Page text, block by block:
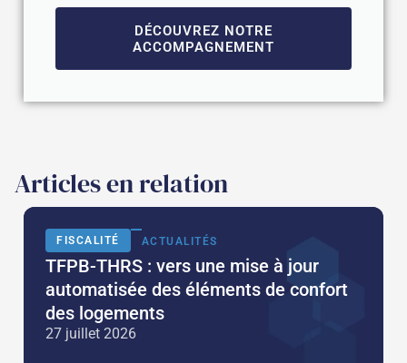
DÉCOUVREZ NOTRE
ACCOMPAGNEMENT
Articles en relation
FISCALITÉ ACTUALITÉS
TFPB-THRS : vers une mise à jour
automatisée des éléments de confort
des logements
27 juillet 2026